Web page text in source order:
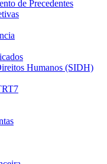
de Precedentes
Humanos (SIDH)